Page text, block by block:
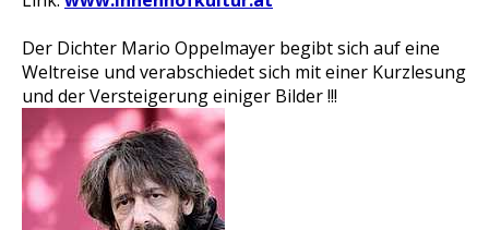
Der Dichter Mario Oppelmayer begibt sich auf eine
Weltreise und verabschiedet sich mit einer Kurzlesung
und der Versteigerung einiger Bilder !!!